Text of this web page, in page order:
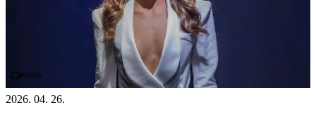
Videó
2026. 04. 26.